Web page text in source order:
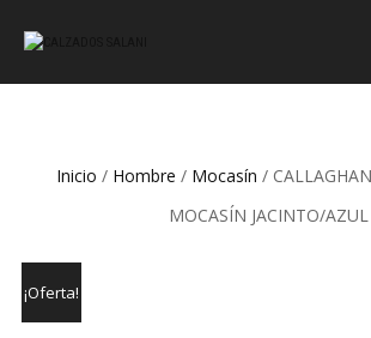
Inicio / Hombre / Mocasín /
MOCASÍN JACINTO/AZUL
¡Oferta!